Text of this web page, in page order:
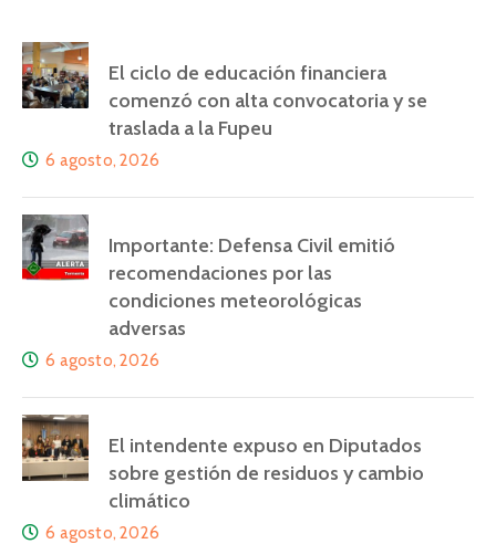
El ciclo de educación financiera
comenzó con alta convocatoria y se
traslada a la Fupeu
6 agosto, 2026
Importante: Defensa Civil emitió
recomendaciones por las
condiciones meteorológicas
adversas
6 agosto, 2026
El intendente expuso en Diputados
sobre gestión de residuos y cambio
climático
6 agosto, 2026